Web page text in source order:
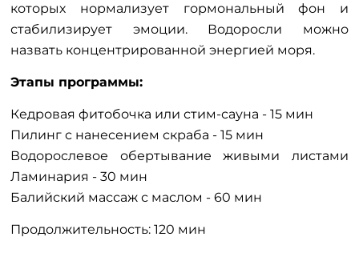
которых нормализует гормональный фон и
стабилизирует эмоции. Водоросли можно
назвать концентрированной энергией моря.
Этапы программы:
Кедровая фитобочка или стим-сауна - 15 мин
Пилинг с нанесением скраба - 15 мин
Водорослевое обертывание живыми листами
Ламинария - 30 мин
Балийский массаж с маслом - 60 мин
Продолжительность: 120 мин